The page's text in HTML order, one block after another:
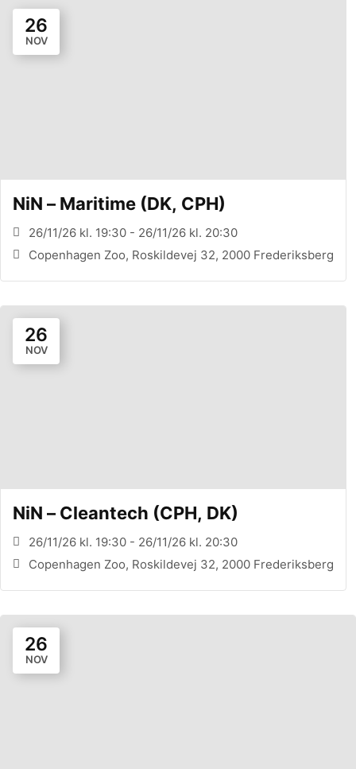
26
NOV
NiN – Maritime (DK, CPH)
26/11/26 kl. 19:30 - 26/11/26 kl. 20:30
Copenhagen Zoo, Roskildevej 32, 2000 Frederiksberg
26
NOV
NiN – Cleantech (CPH, DK)
26/11/26 kl. 19:30 - 26/11/26 kl. 20:30
Copenhagen Zoo, Roskildevej 32, 2000 Frederiksberg
26
NOV